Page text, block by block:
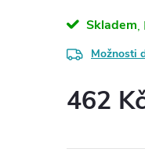
Skladem
Možnosti
462